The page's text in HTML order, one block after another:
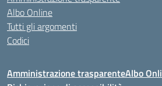
Albo Online
Tutti gli argomenti
Codici
Amministrazione trasparenteAlbo